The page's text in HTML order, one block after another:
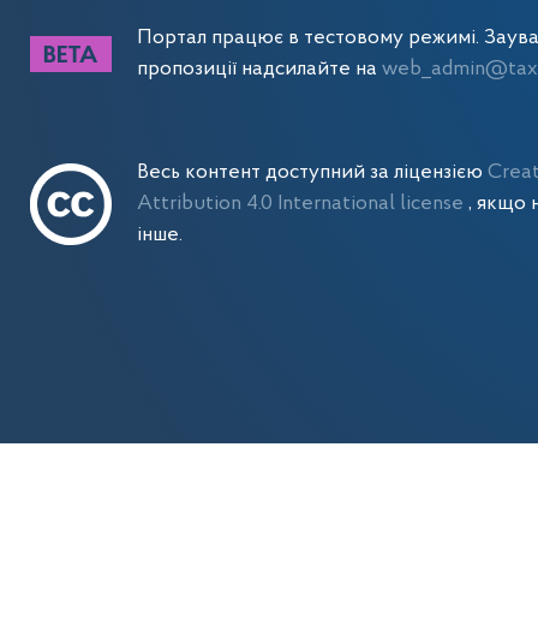
Портал працює в тестовому режимі.
пропозиції надсилайте на
Весь контент доступний за ліцензією
Attribution 4.0 International license, якщо
інше.